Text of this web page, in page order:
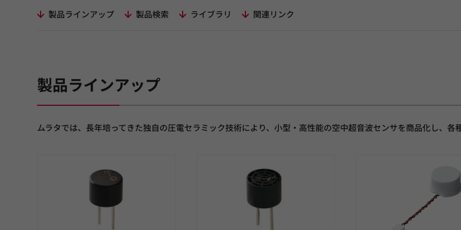
製品ラインアップ 製品検索 ライブラリ 関連リンク
製品ラインアップ
ムラタでは、長年培ってきた独自の圧電セラミック技術により、小型・高性能の空中超音波センサを商品化し、各